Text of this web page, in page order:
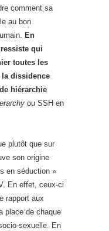
comment sa
au bon
En
qui
toutes les
dissidence
hiérarchie
ou SSH en
plutôt que sur
son origine
en séduction »
En effet, ceux-ci
rapport aux
place de chaque
sexuelle. En